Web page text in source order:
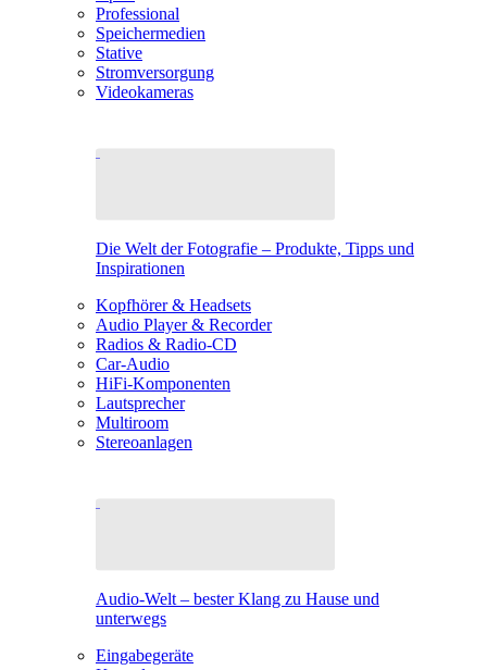
Professional
Speichermedien
Stative
Stromversorgung
Videokameras
Die Welt der Fotografie – Produkte, Tipps und
Inspirationen
Kopfhörer & Headsets
Audio Player & Recorder
Radios & Radio-CD
Car-Audio
HiFi-Komponenten
Lautsprecher
Multiroom
Stereoanlagen
Audio-Welt – bester Klang zu Hause und
unterwegs
Eingabegeräte